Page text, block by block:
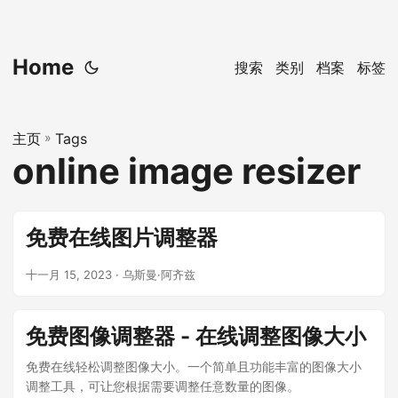
Home 搜索 类别 档案 标签
主页 » Tags
online image resizer
免费在线图片调整器
十一月 15, 2023 · 乌斯曼·阿齐兹
免费图像调整器 - 在线调整图像大小
免费在线轻松调整图像大小。一个简单且功能丰富的图像大小
调整工具，可让您根据需要调整任意数量的图像。